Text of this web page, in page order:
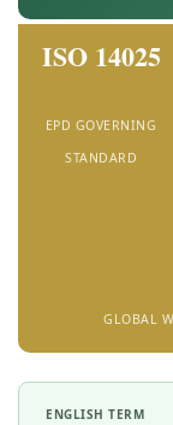
ISO 14025
EPD GOVERNING
STANDARD
GLOBAL
ENGLISH TERM